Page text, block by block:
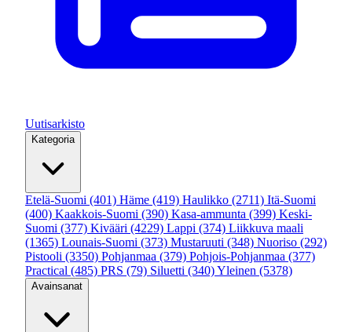
Uutisarkisto
Kategoria
Etelä-Suomi (401) Häme (419) Haulikko (2711) Itä-Suomi
(400) Kaakkois-Suomi (390) Kasa-ammunta (399) Keski-
Suomi (377) Kivääri (4229) Lappi (374) Liikkuva maali
(1365) Lounais-Suomi (373) Mustaruuti (348) Nuoriso (292)
Pistooli (3350) Pohjanmaa (379) Pohjois-Pohjanmaa (377)
Practical (485) PRS (79) Siluetti (340)Yleinen (5378)
Avainsanat